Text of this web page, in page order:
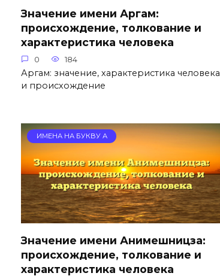
Значение имени Аргам:
происхождение, толкование и
характеристика человека
0 184
Аргам: значение, характеристика человека
и происхождение
ИМЕНА НА БУКВУ А
Значение имени Анимешницза:
происхождение, толкование и
характеристика человека